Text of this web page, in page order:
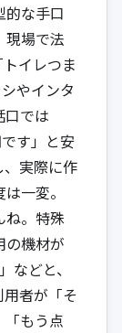
な手口
現場で法
イレつま
やインタ
口では
す」と安
実際に作
一変。
ね。特殊
の機材が
などと、
者が「そ
「もう点